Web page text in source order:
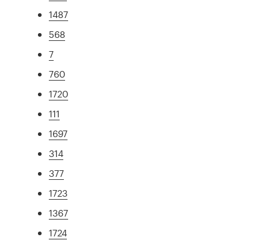
1487
568
7
760
1720
111
1697
314
377
1723
1367
1724